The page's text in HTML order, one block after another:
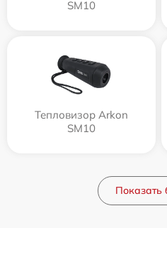
SM10
Тепловизор Arkon
SM10
Показать